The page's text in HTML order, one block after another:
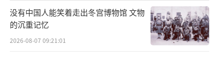
没有中国人能笑着走出冬宫博物馆 文物
的沉重记忆
2026-08-07 09:21:01